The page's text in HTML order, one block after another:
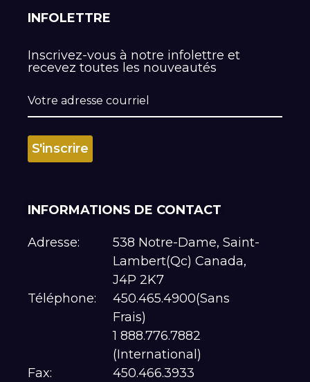
INFOLETTRE
Inscrivez-vous à notre infolettre et
recevez toutes les nouveautés
INFORMATIONS DE CONTACT
Adresse:
538 Notre-Dame, Saint-
Lambert(Qc) Canada,
J4P 2K7
Téléphone:
450.465.4900(Sans
Frais)
1 888.776.7882
(International)
Fax:
450.466.3933